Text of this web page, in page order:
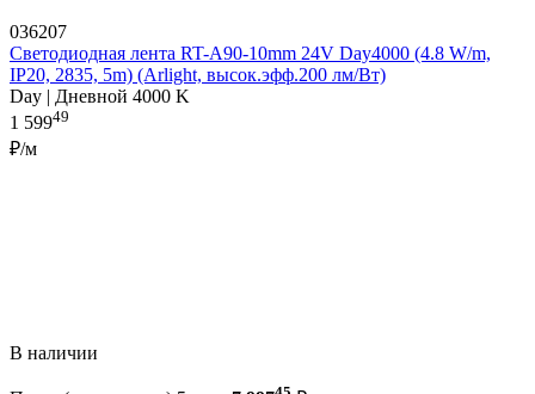
036207
Светодиодная лента RT-A90-10mm 24V Day4000 (4.8 W/m,
IP20, 2835, 5m) (Arlight, высок.эфф.200 лм/Вт)
Day | Дневной 4000 K
1 59949
₽/м
В наличии